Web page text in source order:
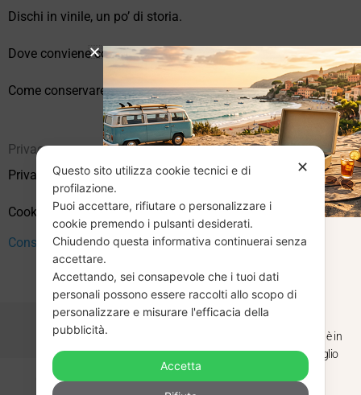
Dischi in vinile, un po’ di storia.
Dove conviene comprare vinili online?
Come conservare correttamente i vinili usati
Privacy
Privacy Policy
Cookie Policy (UE)
Consenso
Copyright © 2026 Vendita Vinili Usati | P.IVA 12240940960
✕
Questo sito utilizza cookie tecnici e di
profilazione.
Puoi accettare, rifiutare o personalizzare i
cookie premendo i pulsanti desiderati.
Chiudendo questa informativa continuerai senza
accettare.
Accettando, sei consapevole che i tuoi dati
personali possono essere raccolti allo scopo di
personalizzare e misurare l'efficacia della
pubblicità.
Accetta
CHIUSURA
ESTIVA
Dal 29 luglio al 31 agosto venditaviniliusati.it è in
pausa estiva. Gli ordini ricevuti entro il 29 luglio
saranno spediti regolarmente.